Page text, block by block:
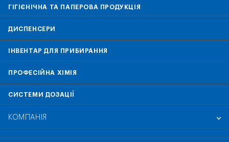
ГІГІЄНІЧНА ТА ПАПЕРОВА ПРОДУКЦІЯ
ДИСПЕНСЕРИ
ІНВЕНТАР ДЛЯ ПРИБИРАННЯ
ПРОФЕСІЙНА ХІМІЯ
СИСТЕМИ ДОЗАЦІЇ
КОМПАНІЯ